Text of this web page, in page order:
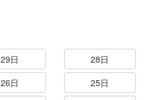
29日
28日
26日
25日